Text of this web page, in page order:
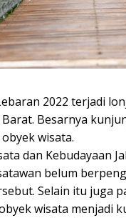
2022 terjadi
Besarnya
wisata.
dan Kebudayaan
belum
Selain itu juga
wisata menjadi